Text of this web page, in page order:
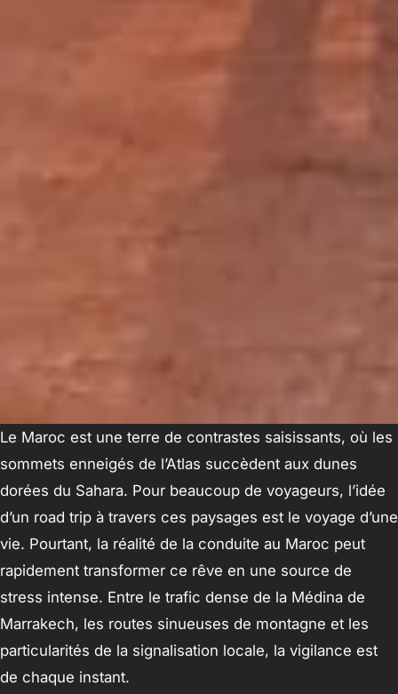
Le Maroc est une terre de contrastes saisissants, où les
sommets enneigés de l’Atlas succèdent aux dunes
dorées du Sahara. Pour beaucoup de voyageurs, l’idée
d’un road trip à travers ces paysages est le voyage d’une
vie. Pourtant, la réalité de la conduite au Maroc peut
rapidement transformer ce rêve en une source de
stress intense. Entre le trafic dense de la Médina de
Marrakech, les routes sinueuses de montagne et les
particularités de la signalisation locale, la vigilance est
de chaque instant.